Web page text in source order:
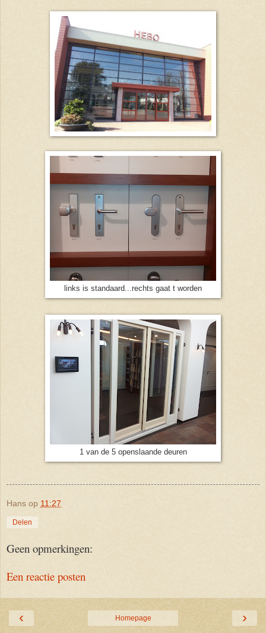
links is standaard...rechts gaat t worden
1 van de 5 openslaande deuren
Hans op 11:27
Delen
Geen opmerkingen:
Een reactie posten
‹ ›
Homepage